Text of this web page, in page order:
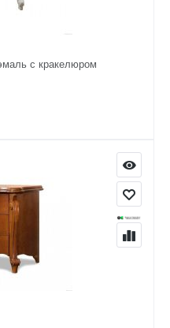
с кракелюром​